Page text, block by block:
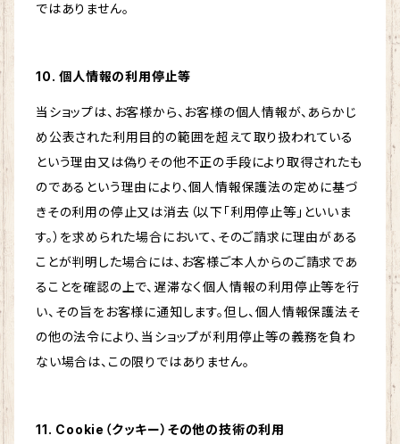
ではありません。
10. 個人情報の利用停止等
当ショップは、お客様から、お客様の個人情報が、あらかじ
め公表された利用目的の範囲を超えて取り扱われている
という理由又は偽りその他不正の手段により取得されたも
のであるという理由により、個人情報保護法の定めに基づ
きその利用の停止又は消去（以下「利用停止等」といいま
す。）を求められた場合において、そのご請求に理由がある
ことが判明した場合には、お客様ご本人からのご請求であ
ることを確認の上で、遅滞なく個人情報の利用停止等を行
い、その旨をお客様に通知します。但し、個人情報保護法そ
の他の法令により、当ショップが利用停止等の義務を負わ
ない場合は、この限りではありません。
11. Cookie（クッキー）その他の技術の利用